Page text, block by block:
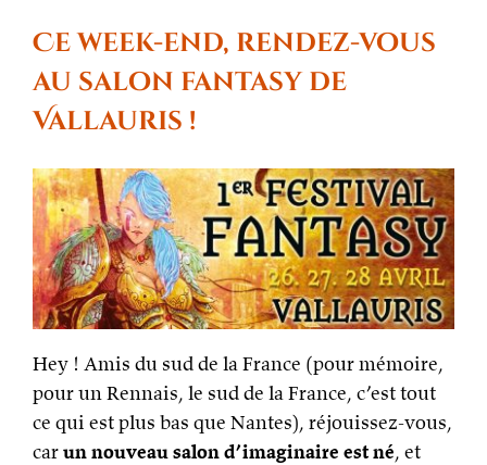
dernier
épisode
3×15
et
non
le
3×16
Ce week-end, rendez-vous
au salon fantasy de
Vallauris !
Hey ! Amis du sud de la France (pour mémoire,
pour un Rennais, le sud de la France, c’est tout
ce qui est plus bas que Nantes), réjouissez-vous,
carun nouveau salon d’imaginaire est né, et